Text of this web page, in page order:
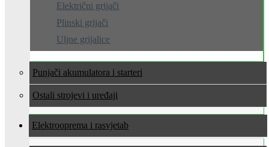
Električni grijači
Plinski grijači
Uljne grijalice
Punjači akumulatora i starteri
Ostali strojevi i uređaji
Elektrooprema i rasvjeta